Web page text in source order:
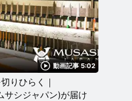
動画記事 5:02
りひらく｜
サシジャパン)が届け